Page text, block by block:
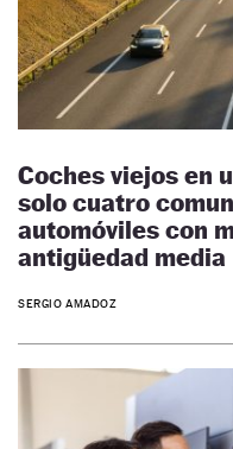
Coches viejos en
solo cuatro
automóviles con
antigüedad media
SERGIO AMADOZ